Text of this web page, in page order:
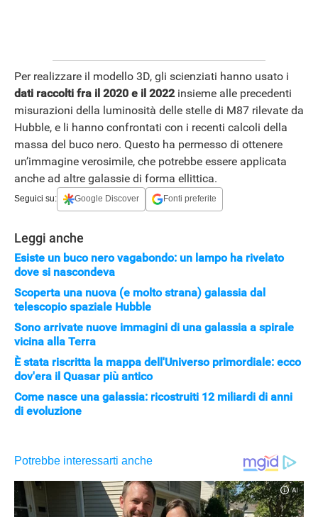
APPLE
Per realizzare il modello 3D, gli scienziati hanno usato i
dati raccolti fra il 2020 e il 2022insieme alle precedenti
misurazioni della luminosità delle stelle di M87 rilevate da
Hubble, e li hanno confrontati con i recenti calcoli della
massa del buco nero. Questo ha permesso di ottenere
un’immagine verosimile, che potrebbe essere applicata
anche ad altre galassie di forma ellittica.
Seguici su: Google Discover Fonti preferite
Leggi anche
Esiste un buco nero vagabondo: un lampo ha rivelato
dove si nascondeva
Scoperta una nuova (e molto strana) galassia dal
telescopio spaziale Hubble
Sono arrivate nuove immagini di una galassia a spirale
vicina alla Terra
È stata riscritta la mappa dell'Universo primordiale: ecco
dov'era il Quasar più antico
Come nasce una galassia: ricostruiti 12 miliardi di anni
di evoluzione